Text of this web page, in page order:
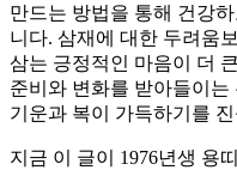
만드는 방법을 통해 건강
니다. 삼재에 대한 두려움
삼는 긍정적인 마음이 더
준비와 변화를 받아들이
기운과 복이 가득하기를
지금 이 글이 1976년생 용